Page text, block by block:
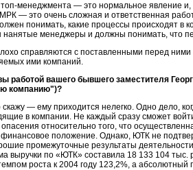
топ-менеджмента — это нормальное явление и,
— это очень сложная и ответственная
понимать, какие процессы происходят в
менеджеры и должны понимать, что
справляются с поставленными перед ними
ими компаний.
работой вашего бывшего заместителя
компанию")?
скажу — ему приходится нелегко. Одно дело,
в компании. Не каждый сразу сможет
относительно того, что
положение. Однако, ЮТК не
промежуточные результаты
выручки по «ЮТК» составила 18 133 104
роста к 2004 году 123,2%, а